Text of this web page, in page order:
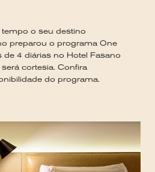
tempo o seu destino
preparou o programa One
de 4 diárias no Hotel Fasano
cortesia. Confira
do programa.